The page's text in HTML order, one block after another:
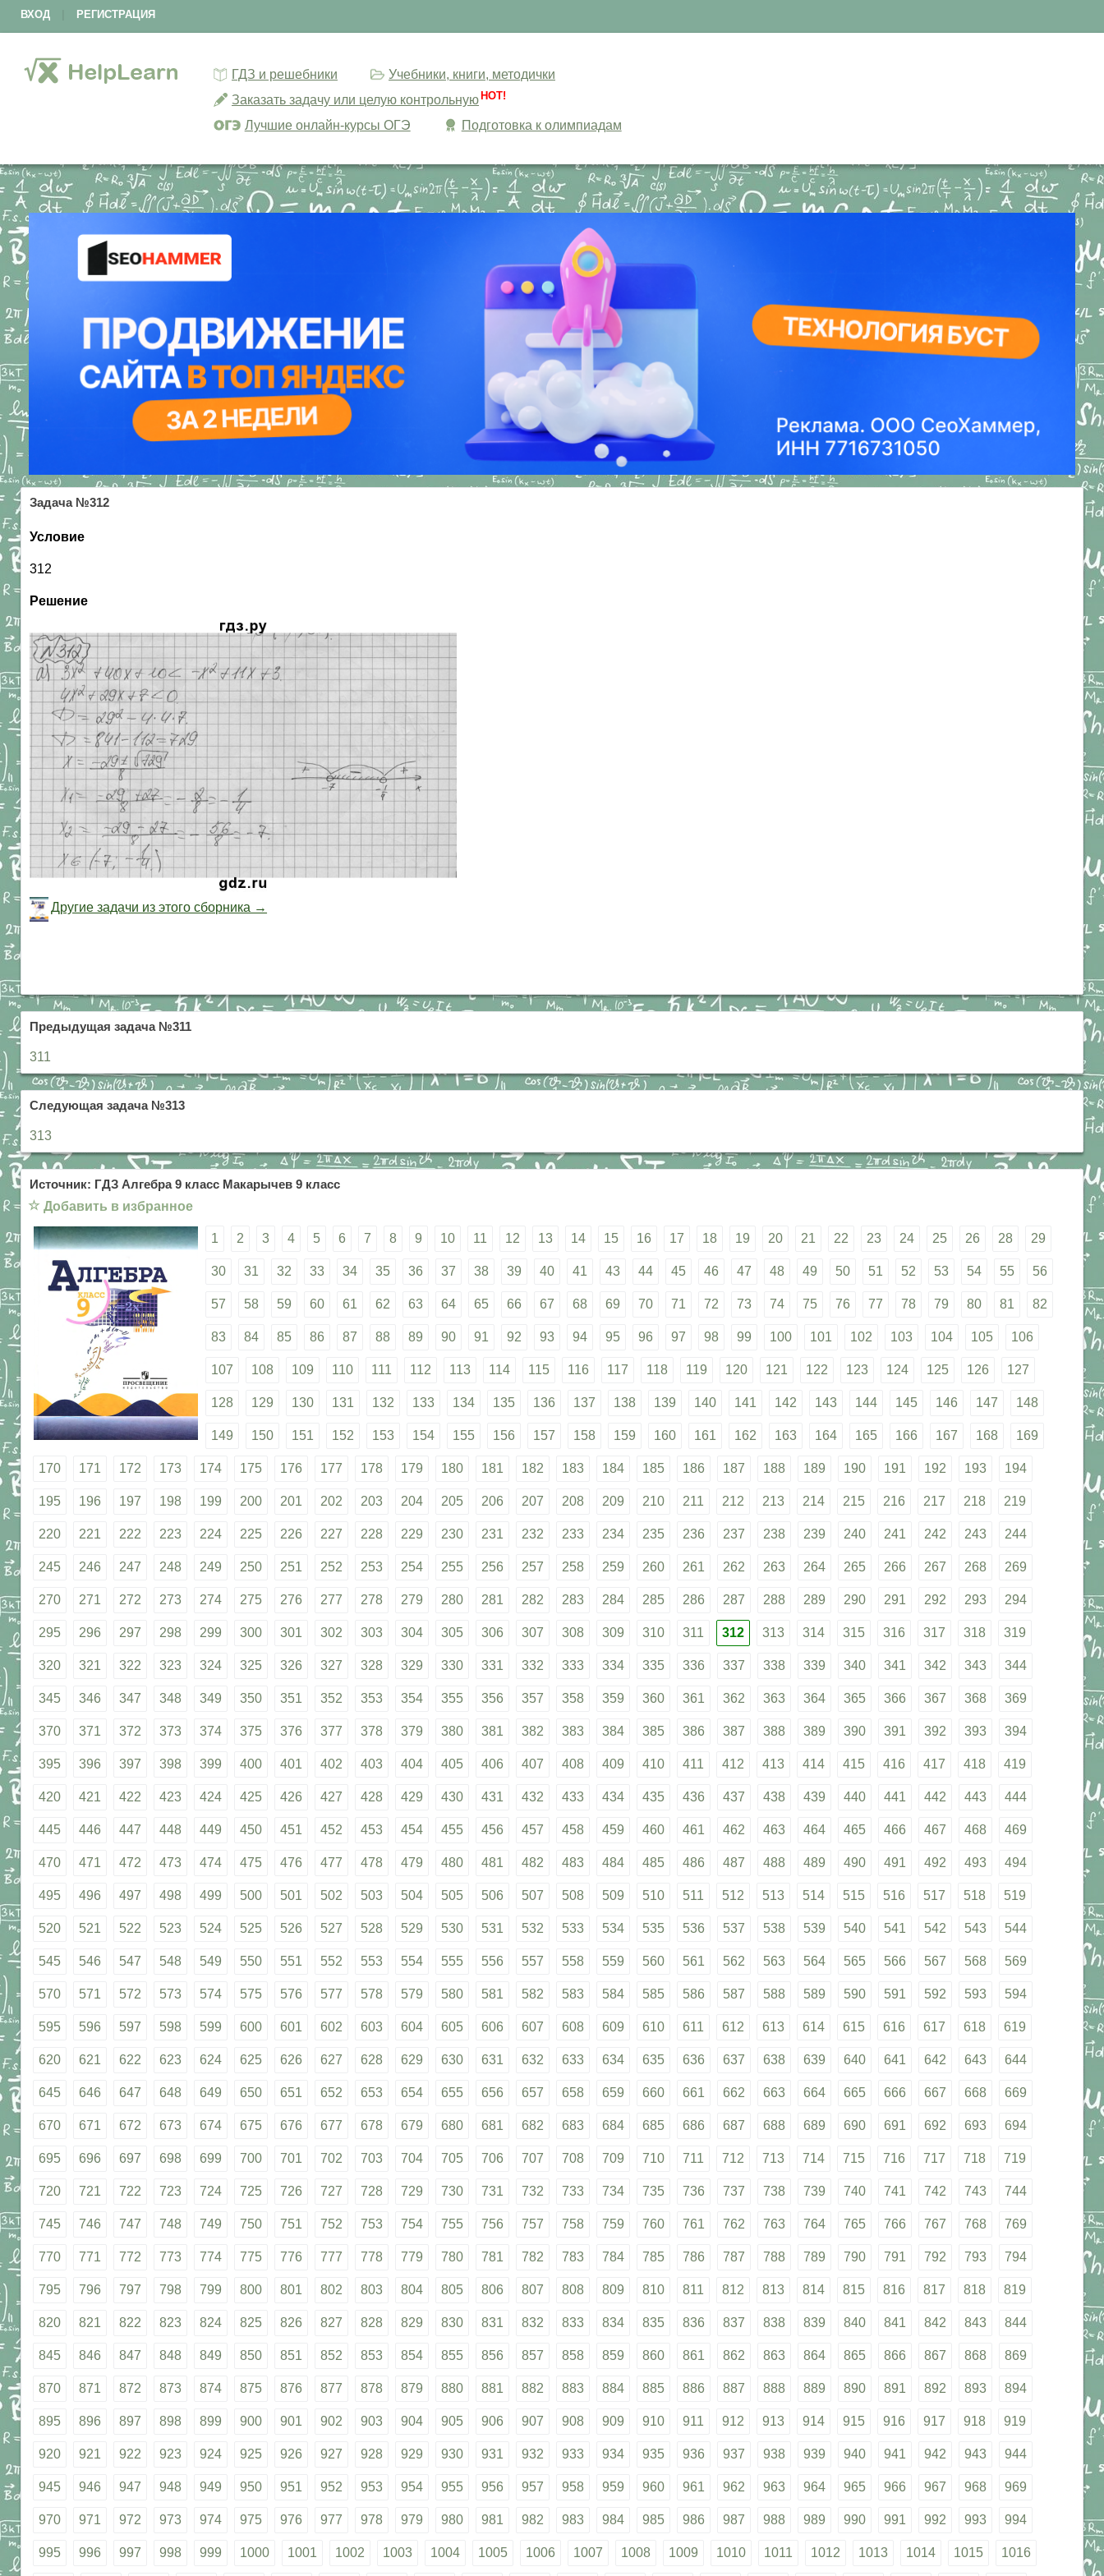
ВХОД РЕГИСТРАЦИЯ
ГДЗ и решебники
Учебники, книги, методички
Заказать задачу или целую контрольную HOT!
Лучшие онлайн-курсы ОГЭ Подготовка к олимпиадам
Задача №312
Условие
312
Решение
Другие задачи из этого сборника →
Предыдущая задача №311
311
Следующая задача №313
313
Источник: ГДЗ Алгебра 9 класс Макарычев 9 класс
☆ Добавить в избранное
1 2 3 4 5 6 7 8 9 10 11 12 13 14 15 16 17 18 19 20 21 22 23 24 25 26 28 29
30 31 32 33 34 35 36 37 38 39 40 41 43 44 45 46 47 48 49 50 51 52 53 54 55 56
57 58 59 60 61 62 63 64 65 66 67 68 69 70 71 72 73 74 75 76 77 78 79 80 81 82
83 84 85 86 87 88 89 90 91 92 93 94 95 96 97 98 99 100 101 102 103 104 105 106
107 108 109 110 111 112 113 114 115 116 117 118 119 120 121 122 123 124 125 126 127
128 129 130 131 132 133 134 135 136 137 138 139 140 141 142 143 144 145 146 147 148
149 150 151 152 153 154 155 156 157 158 159 160 161 162 163 164 165 166 167 168 169
170 171 172 173 174 175 176 177 178 179 180 181 182 183 184 185 186 187 188 189 190 191 192 193 194
195 196 197 198 199 200 201 202 203 204 205 206 207 208 209 210 211 212 213 214 215 216 217 218 219
220 221 222 223 224 225 226 227 228 229 230 231 232 233 234 235 236 237 238 239 240 241 242 243 244
245 246 247 248 249 250 251 252 253 254 255 256 257 258 259 260 261 262 263 264 265 266 267 268 269
270 271 272 273 274 275 276 277 278 279 280 281 282 283 284 285 286 287 288 289 290 291 292 293 294
295 296 297 298 299 300 301 302 303 304 305 306 307 308 309 310 311 312 313 314 315 316 317 318 319
320 321 322 323 324 325 326 327 328 329 330 331 332 333 334 335 336 337 338 339 340 341 342 343 344
345 346 347 348 349 350 351 352 353 354 355 356 357 358 359 360 361 362 363 364 365 366 367 368 369
370 371 372 373 374 375 376 377 378 379 380 381 382 383 384 385 386 387 388 389 390 391 392 393 394
395 396 397 398 399 400 401 402 403 404 405 406 407 408 409 410 411 412 413 414 415 416 417 418 419
420 421 422 423 424 425 426 427 428 429 430 431 432 433 434 435 436 437 438 439 440 441 442 443 444
445 446 447 448 449 450 451 452 453 454 455 456 457 458 459 460 461 462 463 464 465 466 467 468 469
470 471 472 473 474 475 476 477 478 479 480 481 482 483 484 485 486 487 488 489 490 491 492 493 494
495 496 497 498 499 500 501 502 503 504 505 506 507 508 509 510 511 512 513 514 515 516 517 518 519
520 521 522 523 524 525 526 527 528 529 530 531 532 533 534 535 536 537 538 539 540 541 542 543 544
545 546 547 548 549 550 551 552 553 554 555 556 557 558 559 560 561 562 563 564 565 566 567 568 569
570 571 572 573 574 575 576 577 578 579 580 581 582 583 584 585 586 587 588 589 590 591 592 593 594
595 596 597 598 599 600 601 602 603 604 605 606 607 608 609 610 611 612 613 614 615 616 617 618 619
620 621 622 623 624 625 626 627 628 629 630 631 632 633 634 635 636 637 638 639 640 641 642 643 644
645 646 647 648 649 650 651 652 653 654 655 656 657 658 659 660 661 662 663 664 665 666 667 668 669
670 671 672 673 674 675 676 677 678 679 680 681 682 683 684 685 686 687 688 689 690 691 692 693 694
695 696 697 698 699 700 701 702 703 704 705 706 707 708 709 710 711 712 713 714 715 716 717 718 719
720 721 722 723 724 725 726 727 728 729 730 731 732 733 734 735 736 737 738 739 740 741 742 743 744
745 746 747 748 749 750 751 752 753 754 755 756 757 758 759 760 761 762 763 764 765 766 767 768 769
770 771 772 773 774 775 776 777 778 779 780 781 782 783 784 785 786 787 788 789 790 791 792 793 794
795 796 797 798 799 800 801 802 803 804 805 806 807 808 809 810 811 812 813 814 815 816 817 818 819
820 821 822 823 824 825 826 827 828 829 830 831 832 833 834 835 836 837 838 839 840 841 842 843 844
845 846 847 848 849 850 851 852 853 854 855 856 857 858 859 860 861 862 863 864 865 866 867 868 869
870 871 872 873 874 875 876 877 878 879 880 881 882 883 884 885 886 887 888 889 890 891 892 893 894
895 896 897 898 899 900 901 902 903 904 905 906 907 908 909 910 911 912 913 914 915 916 917 918 919
920 921 922 923 924 925 926 927 928 929 930 931 932 933 934 935 936 937 938 939 940 941 942 943 944
945 946 947 948 949 950 951 952 953 954 955 956 957 958 959 960 961 962 963 964 965 966 967 968 969
970 971 972 973 974 975 976 977 978 979 980 981 982 983 984 985 986 987 988 989 990 991 992 993 994
995 996 997 998 999 1000 1001 1002 1003 1004 1005 1006 1007 1008 1009 1010 1011 1012 1013 1014 1015 1016